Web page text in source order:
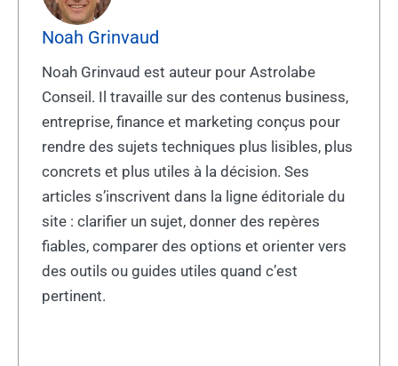
Noah Grinvaud
Noah Grinvaud est auteur pour Astrolabe
Conseil. Il travaille sur des contenus business,
entreprise, finance et marketing conçus pour
rendre des sujets techniques plus lisibles, plus
concrets et plus utiles à la décision. Ses
articles s’inscrivent dans la ligne éditoriale du
site : clarifier un sujet, donner des repères
fiables, comparer des options et orienter vers
des outils ou guides utiles quand c’est
pertinent.